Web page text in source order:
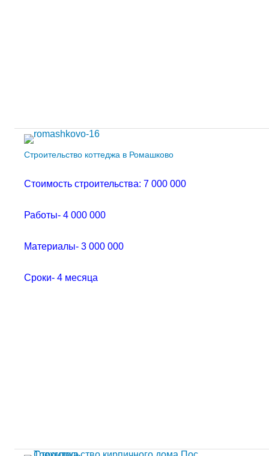
Строительство коттеджа в Ромашково
Стоимость строительства: 7 000 000
Работы- 4 000 000
Материалы- 3 000 000
Сроки- 4 месяца